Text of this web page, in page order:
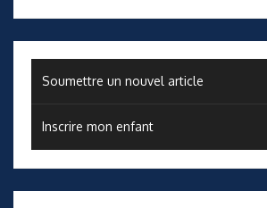
Soumettre un nouvel article
Inscrire mon enfant